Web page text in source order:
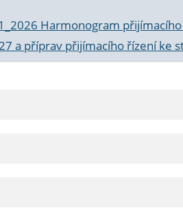
Harmonogram
a příprav přijímacího řízení ke